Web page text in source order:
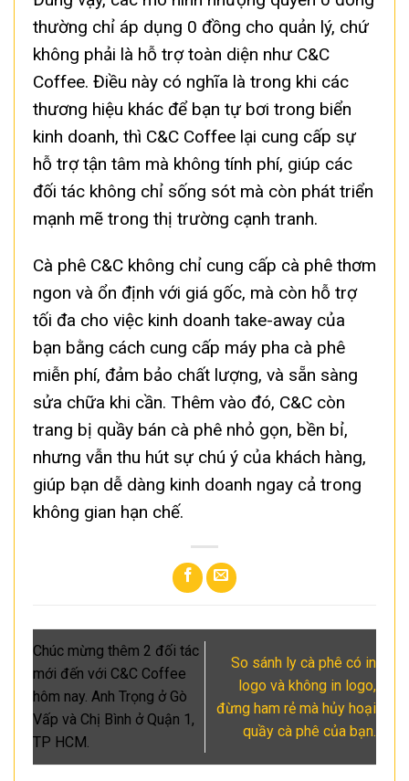
thường chỉ áp dụng 0 đồng cho quản lý, chứ
không phải là hỗ trợ toàn diện như C&C
Coffee. Điều này có nghĩa là trong khi các
thương hiệu khác để bạn tự bơi trong biển
kinh doanh, thì C&C Coffee lại cung cấp sự
hỗ trợ tận tâm mà không tính phí, giúp các
đối tác không chỉ sống sót mà còn phát triển
mạnh mẽ trong thị trường cạnh tranh.
Cà phê C&C không chỉ cung cấp cà phê thơm
ngon và ổn định với giá gốc, mà còn hỗ trợ
tối đa cho việc kinh doanh take-away của
bạn bằng cách cung cấp máy pha cà phê
miễn phí, đảm bảo chất lượng, và sẵn sàng
sửa chữa khi cần. Thêm vào đó, C&C còn
trang bị quầy bán cà phê nhỏ gọn, bền bỉ,
nhưng vẫn thu hút sự chú ý của khách hàng,
giúp bạn dễ dàng kinh doanh ngay cả trong
không gian hạn chế.
Chúc mừng thêm 2 đối tác
mới đến với C&C Coffee
hôm nay. Anh Trọng ở Gò
Vấp và Chị Bình ở Quận 1,
TP HCM.
So sánh ly cà phê có in
logo và không in logo,
đừng ham rẻ mà hủy hoại
quầy cà phê của bạn.